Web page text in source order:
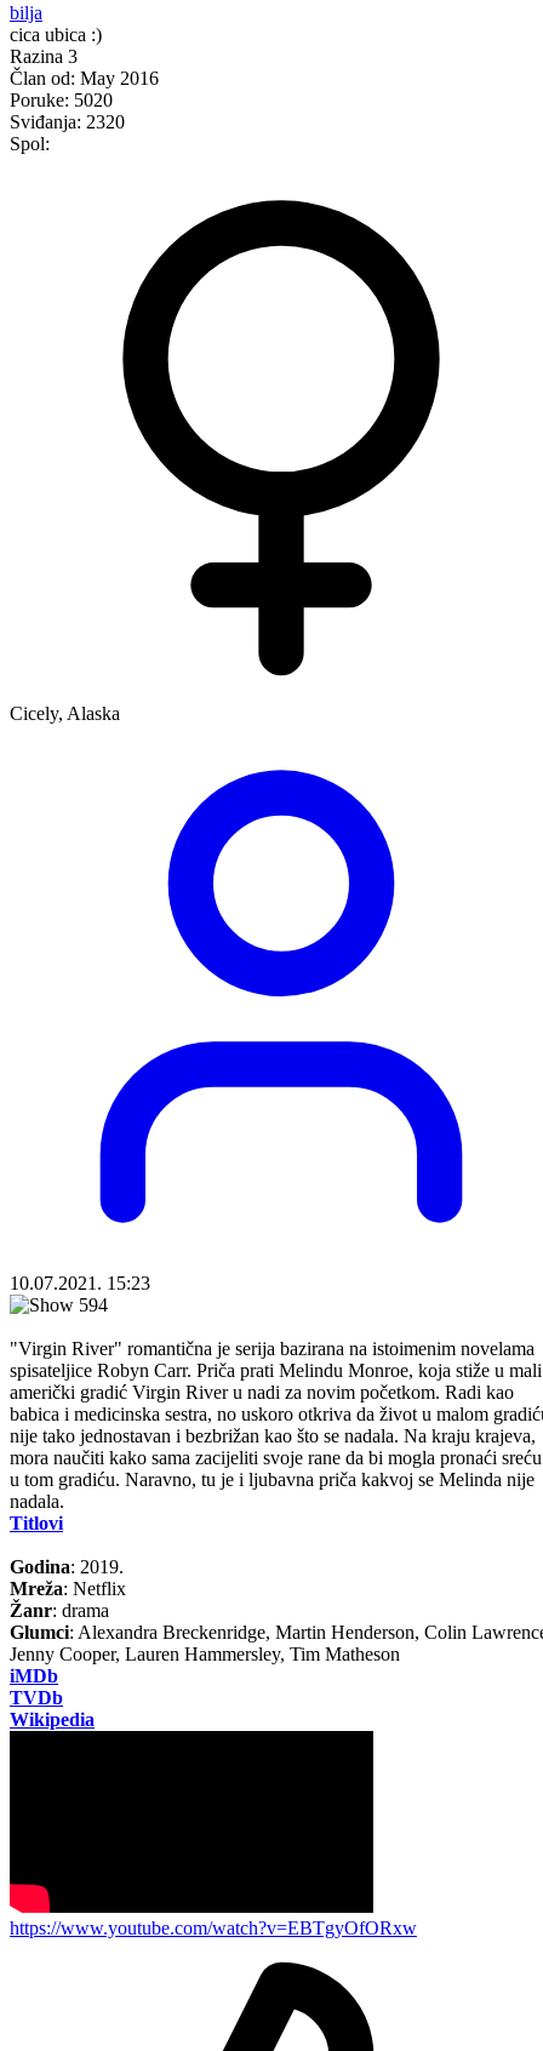
bilja
cica ubica :)
Razina 3
Član od: May 2016
Poruke: 5020
Sviđanja: 2320
Spol:
Cicely, Alaska
10.07.2021. 15:23
"Virgin River" romantična je serija bazirana na istoimenim novelama
spisateljice Robyn Carr. Priča prati Melindu Monroe, koja stiže u mali
američki gradić Virgin River u nadi za novim početkom. Radi kao
babica i medicinska sestra, no uskoro otkriva da život u malom
nije tako jednostavan i bezbrižan kao što se nadala. Na kraju krajeva,
mora naučiti kako sama zacijeliti svoje rane da bi mogla pronaći sreću
u tom gradiću. Naravno, tu je i ljubavna priča kakvoj se Melinda nije
nadala.
Titlovi
Godina: 2019.
Mreža: Netflix
Žanr: drama
Glumci: Alexandra Breckenridge, Martin Henderson, Colin
Jenny Cooper, Lauren Hammersley, Tim Matheson
iMDb
TVDb
Wikipedia
https://www.youtube.com/watch?v=EBTgyOfORxw